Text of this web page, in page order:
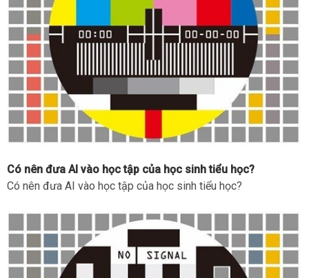
Có nên đưa AI vào học tập của học sinh tiểu học?
Có nên đưa AI vào học tập của học sinh tiểu học?